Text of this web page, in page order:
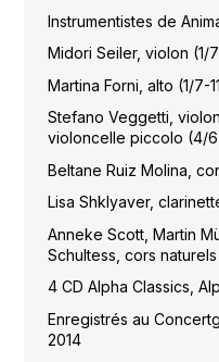
Instrumentistes de
Midori Seiler, violon (1/
Martina Forni, alto (1/7-
Stefano Veggetti,
violoncelle piccolo (4/
Beltane Ruiz Molina,
Lisa Shklyaver,
Anneke Scott, Martin
Schultess, cors naturels
4 CD Alpha Classics,
Enregistrés au
2014